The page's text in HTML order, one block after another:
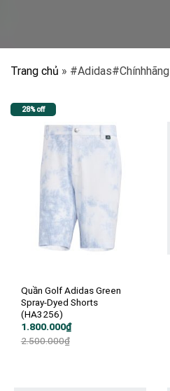
Trang chủ » #Adidas#Chínhhãng
28% off
Quần Golf Adidas Green
Spray-Dyed Shorts
(HA3256)
2.500.000₫
Giá
là:
1.800.000₫
Giá
tại